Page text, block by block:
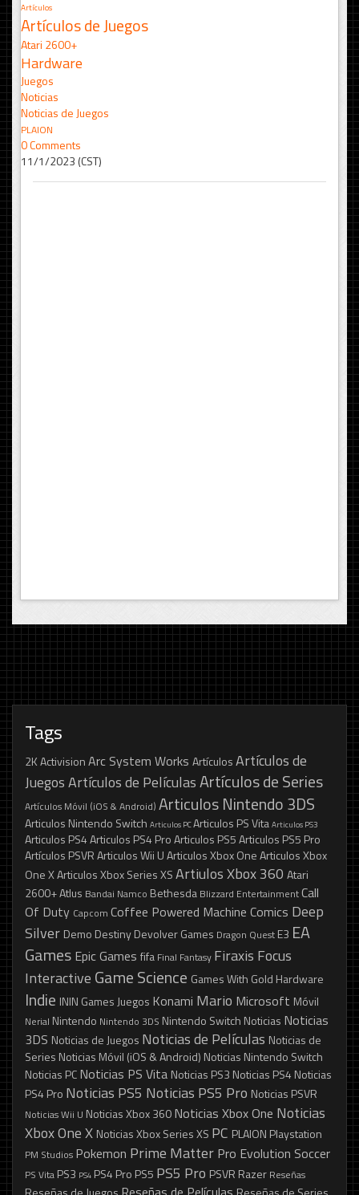
Artículos
Artículos de Juegos
Atari 2600+
Hardware
Juegos
Noticias
Noticias de Juegos
PLAION
0 Comments
11/1/2023 (CST)
Tags
2KActivisionArc System Works ArtículosArtículos de
JuegosArtículos de PelículasArtículos de Series
Artículos Móvil (iOS & Android) Articulos Nintendo 3DS
Articulos Nintendo Switch Articulos PCArticulos PS Vita Articulos PS3
Articulos PS4Articulos PS4 ProArticulos PS5Articulos PS5 Pro
Artículos PSVRArticulos Wii UArticulos Xbox OneArticulos Xbox
One XArticulos Xbox Series XSArtiulos Xbox 360 Atari
2600+Atlus Bandai Namco Bethesda Blizzard EntertainmentCall
Of Duty Capcom Coffee Powered Machine Comics Deep
Silver Demo DestinyDevolver Games Dragon Quest E3 EA
Games Epic Games fifa Final Fantasy Firaxis Focus
Interactive Game Science Games With Gold Hardware
Indie ININ Games Juegos Konami Mario Microsoft Móvil
Nerial Nintendo Nintendo 3DS Nintendo Switch Noticias Noticias
3DS Noticias de Juegos Noticias de Películas Noticias de
Series Noticias Móvil (iOS & Android) Noticias Nintendo Switch
Noticias PCNoticias PS Vita Noticias PS3 Noticias PS4 Noticias
PS4 Pro Noticias PS5 Noticias PS5 Pro Noticias PSVR
Noticias Wii U Noticias Xbox 360Noticias Xbox One Noticias
Xbox One X Noticias Xbox Series XS PC PLAION Playstation
PM Studios Pokemon Prime Matter Pro Evolution Soccer
PS Vita PS3 PS4 PS4 Pro PS5 PS5 Pro PSVR Razer Reseñas